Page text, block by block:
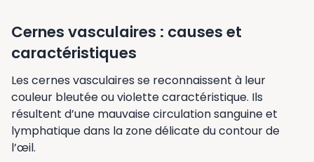
Cernes vasculaires : causes et
caractéristiques
Les cernes vasculaires se reconnaissent à leur
couleur bleutée ou violette caractéristique. Ils
résultent d’une mauvaise circulation sanguine et
lymphatique dans la zone délicate du contour de
l’œil.